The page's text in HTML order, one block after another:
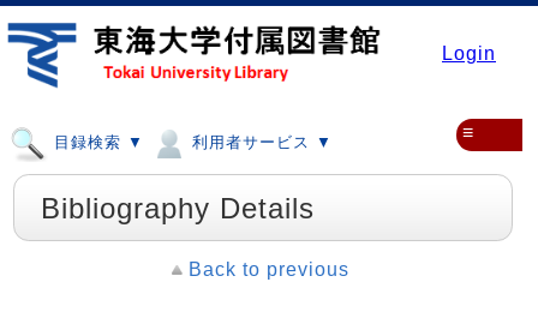
Login
目録検索 ▼ 利用者サービス ▼ ≡
Bibliography Details
Back to previous